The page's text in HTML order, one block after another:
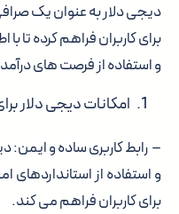
دیجی دلار به عنوان یک
برای کاربران فراهم کرده تا
و استفاده از فرصت های درآمد
امکانات دیجی دلار
– رابط کاربری ساده و ایمن:
و استفاده از استانداردهای
برای کاربران فراهم می کند.